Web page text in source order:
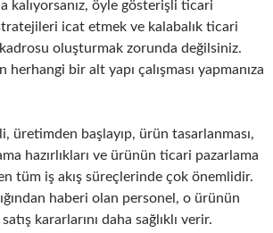
kalıyorsanız, öyle gösterişli ticari
icat etmek ve kalabalık ticari
kadrosu oluşturmak zorunda değilsiniz.
herhangi bir alt yapı çalışması yapmanıza
üretimden başlayıp, ürün tasarlanması,
hazırlıkları ve ürünün ticari pazarlama
tüm iş akış süreçlerinde çok önemlidir.
haberi olan personel, o ürünün
kararlarını daha sağlıklı verir.